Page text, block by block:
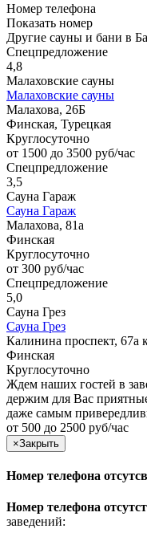
Номер телефона
Показать номер
Другие сауны и бани в
Спецпредложение
4,8
Малаховские сауны
Малаховские сауны
Малахова, 26Б
Финская, Турецкая
Круглосуточно
от 1500 до 3500 руб/час
Спецпредложение
3,5
Сауна Гараж
Сауна Гараж
Малахова, 81а
Финская
Круглосуточно
от 300 руб/час
Спецпредложение
5,0
Сауна Грез
Сауна Грез
Калинина проспект, 67а
Финская
Круглосуточно
Ждем наших гостей в
держим для Вас
даже самым
от 500 до 2500 руб/час
×Закрыть
Номер телефона
Номер телефона
заведений: